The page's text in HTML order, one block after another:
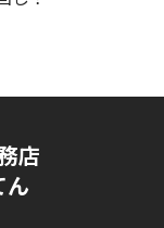
店
ん